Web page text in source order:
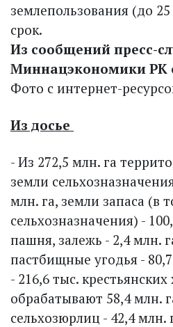
землепользования (до
срок.
Из сообщений пресс-
Миннацэкономики РК
Фото с интернет-
Из досье
- Из 272,5 млн. га
земли
млн. га, земли запаса (в
сельхозназначения) -
пашня, залежь - 2,4 млн.
пастбищные угодья -
- 216,6 тыс. крестьянских
обрабатывают 58,4 млн.
сельхозюрлиц - 42,4 млн.